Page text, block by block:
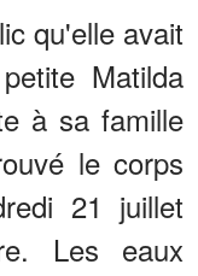
qu'elle avait
Matilda
à sa famille
le corps
21 juillet
Les eaux